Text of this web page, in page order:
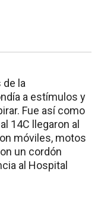
la
a estímulos y
Fue así como
14C llegaron al
móviles, motos
un cordón
al Hospital